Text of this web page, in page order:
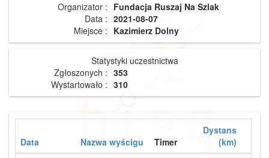
Organizator : Fundacja Ruszaj Na Szlak
Data : 2021-08-07
Miejsce : Kazimierz Dolny
Statystyki uczestnictwa
Zgłoszonych : 353
Wystartowało : 310
Data Nazwa wyścigu Timer
Dystans
(km)